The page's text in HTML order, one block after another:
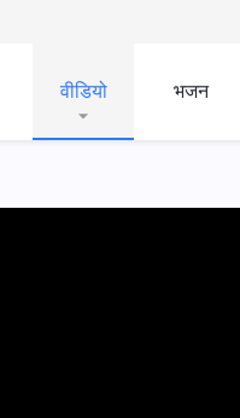
वीडियो भजन